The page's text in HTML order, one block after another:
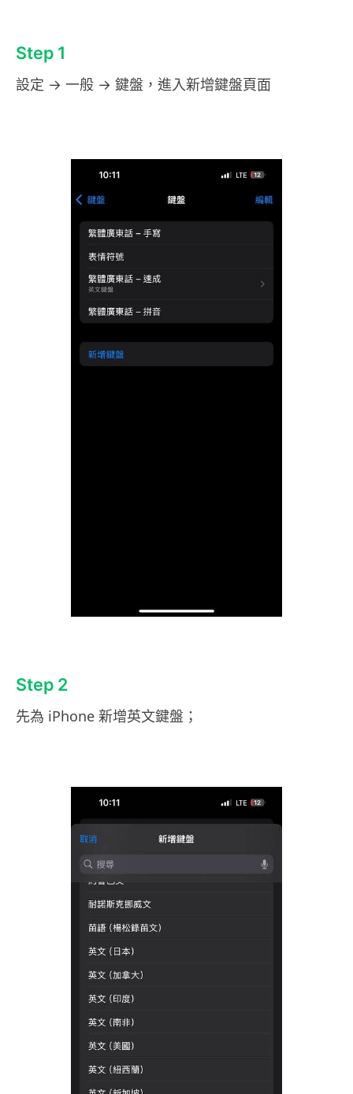
Step 1
設定 → 一般 → 鍵盤，進入新增鍵盤頁面
Step 2
先為 iPhone 新增英文鍵盤；